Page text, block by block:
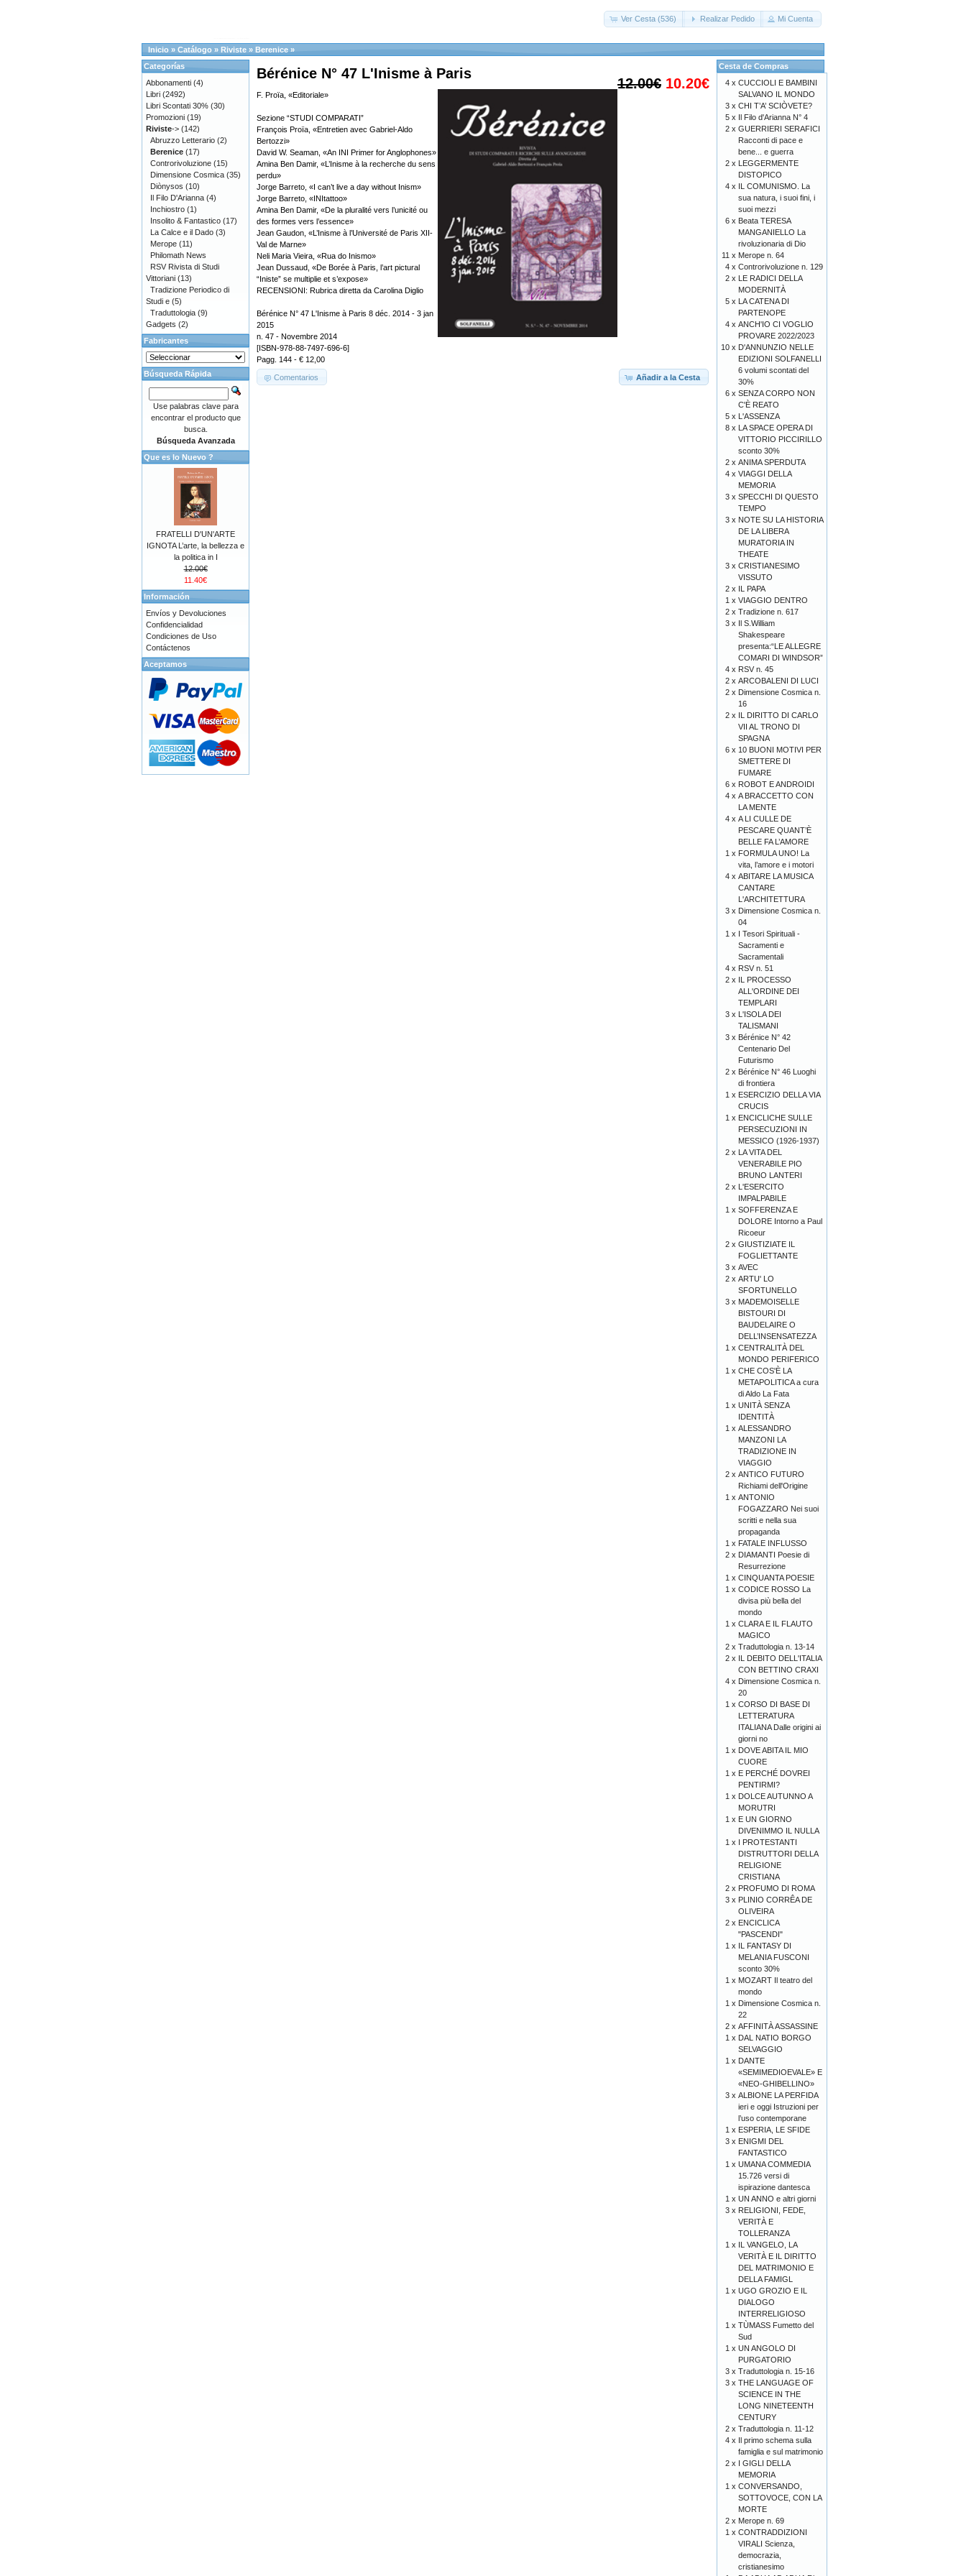
Ver Cesta (536) Realizar Pedido Mi Cuenta
Inicio » Catálogo » Riviste » Berenice »
12.00€ 10.20€
Bérénice N° 47 L'Inisme à Paris
F. Proïa, «Editoriale»
Sezione “STUDI COMPARATI”
François Proïa, «Entretien avec Gabriel-Aldo
Bertozzi»
David W. Seaman, «An INI Primer for Anglophones»
Amina Ben Damir, «L’Inisme à la recherche du sens
perdu»
Jorge Barreto, «I can’t live a day without Inism»
Jorge Barreto, «INItattoo»
Amina Ben Damir, «De la pluralité vers l’unicité ou
des formes vers l’essence»
Jean Gaudon, «L’Inisme à l’Université de Paris XII-
Val de Marne»
Neli Maria Vieira, «Rua do Inismo»
Jean Dussaud, «De Borée à Paris, l’art pictural
“Iniste” se multiplie et s’expose»
RECENSIONI: Rubrica diretta da Carolina Diglio
Bérénice N° 47 L'Inisme à Paris 8 déc. 2014 - 3 jan
2015
n. 47 - Novembre 2014
[ISBN-978-88-7497-696-6]
Pagg. 144 - € 12,00
Añadir a la Cesta
Comentarios
Categorías
Abbonamenti (4)
Libri (2492)
Libri Scontati 30% (30)
Promozioni (19)
Riviste-> (142)
Abruzzo Letterario (2)
Berenice (17)
Controrivoluzione (15)
Dimensione Cosmica (35)
Diònysos (10)
Il Filo D'Arianna (4)
Inchiostro (1)
Insolito & Fantastico (17)
La Calce e il Dado (3)
Merope (11)
Philomath News
RSV Rivista di Studi
Vittoriani (13)
Tradizione Periodico di
Studi e (5)
Traduttologia (9)
Gadgets (2)
Fabricantes
Búsqueda Rápida
Use palabras clave para
encontrar el producto que
busca.
Búsqueda Avanzada
Que es lo Nuevo ?
FRATELLI D'UN'ARTE
IGNOTA L’arte, la bellezza e
la politica in I
12.00€
11.40€
Información
Envíos y Devoluciones
Confidencialidad
Condiciones de Uso
Contáctenos
Aceptamos
Cesta de Compras
4 x CUCCIOLI E BAMBINI
SALVANO IL MONDO
3 x CHI T’A’ SCIÒVETE?
5 x Il Filo d'Arianna N° 4
2 x GUERRIERI SERAFICI
Racconti di pace e
bene... e guerra
2 x LEGGERMENTE
DISTOPICO
4 x IL COMUNISMO. La
sua natura, i suoi fini, i
suoi mezzi
6 x Beata TERESA
MANGANIELLO La
rivoluzionaria di Dio
11 x Merope n. 64
4 x Controrivoluzione n. 129
2 x LE RADICI DELLA
MODERNITÀ
5 x LA CATENA DI
PARTENOPE
4 x ANCH'IO CI VOGLIO
PROVARE 2022/2023
10 x D'ANNUNZIO NELLE
EDIZIONI SOLFANELLI
6 volumi scontati del
30%
6 x SENZA CORPO NON
C'È REATO
5 x L'ASSENZA
8 x LA SPACE OPERA DI
VITTORIO PICCIRILLO
sconto 30%
2 x ANIMA SPERDUTA
4 x VIAGGI DELLA
MEMORIA
3 x SPECCHI DI QUESTO
TEMPO
3 x NOTE SU LA HISTORIA
DE LA LIBERA
MURATORIA IN
THEATE
3 x CRISTIANESIMO
VISSUTO
2 x IL PAPA
1 x VIAGGIO DENTRO
2 x Tradizione n. 617
3 x Il S.William
Shakespeare
presenta:“LE ALLEGRE
COMARI DI WINDSOR”
4 x RSV n. 45
2 x ARCOBALENI DI LUCI
2 x Dimensione Cosmica n.
16
2 x IL DIRITTO DI CARLO
VII AL TRONO DI
SPAGNA
6 x 10 BUONI MOTIVI PER
SMETTERE DI
FUMARE
6 x ROBOT E ANDROIDI
4 x A BRACCETTO CON
LA MENTE
4 x A LI CULLE DE
PESCARE QUANT’È
BELLE FA L’AMORE
1 x FORMULA UNO! La
vita, l’amore e i motori
4 x ABITARE LA MUSICA
CANTARE
L'ARCHITETTURA
3 x Dimensione Cosmica n.
04
1 x I Tesori Spirituali -
Sacramenti e
Sacramentali
4 x RSV n. 51
2 x IL PROCESSO
ALL'ORDINE DEI
TEMPLARI
3 x L'ISOLA DEI
TALISMANI
3 x Bérénice N° 42
Centenario Del
Futurismo
2 x Bérénice N° 46 Luoghi
di frontiera
1 x ESERCIZIO DELLA VIA
CRUCIS
1 x ENCICLICHE SULLE
PERSECUZIONI IN
MESSICO (1926-1937)
2 x LA VITA DEL
VENERABILE PIO
BRUNO LANTERI
2 x L'ESERCITO
IMPALPABILE
1 x SOFFERENZA E
DOLORE Intorno a Paul
Ricoeur
2 x GIUSTIZIATE IL
FOGLIETTANTE
3 x AVEC
2 x ARTU' LO
SFORTUNELLO
3 x MADEMOISELLE
BISTOURI DI
BAUDELAIRE O
DELL’INSENSATEZZA
1 x CENTRALITÀ DEL
MONDO PERIFERICO
1 x CHE COS'È LA
METAPOLITICA a cura
di Aldo La Fata
1 x UNITÀ SENZA
IDENTITÀ
1 x ALESSANDRO
MANZONI LA
TRADIZIONE IN
VIAGGIO
2 x ANTICO FUTURO
Richiami dell'Origine
1 x ANTONIO
FOGAZZARO Nei suoi
scritti e nella sua
propaganda
1 x FATALE INFLUSSO
2 x DIAMANTI Poesie di
Resurrezione
1 x CINQUANTA POESIE
1 x CODICE ROSSO La
divisa più bella del
mondo
1 x CLARA E IL FLAUTO
MAGICO
2 x Traduttologia n. 13-14
2 x IL DEBITO DELL'ITALIA
CON BETTINO CRAXI
4 x Dimensione Cosmica n.
20
1 x CORSO DI BASE DI
LETTERATURA
ITALIANA Dalle origini ai
giorni no
1 x DOVE ABITA IL MIO
CUORE
1 x E PERCHÉ DOVREI
PENTIRMI?
1 x DOLCE AUTUNNO A
MORUTRI
1 x E UN GIORNO
DIVENIMMO IL NULLA
1 x I PROTESTANTI
DISTRUTTORI DELLA
RELIGIONE
CRISTIANA
2 x PROFUMO DI ROMA
3 x PLINIO CORRÊA DE
OLIVEIRA
2 x ENCICLICA
"PASCENDI"
1 x IL FANTASY DI
MELANIA FUSCONI
sconto 30%
1 x MOZART Il teatro del
mondo
1 x Dimensione Cosmica n.
22
2 x AFFINITÀ ASSASSINE
1 x DAL NATIO BORGO
SELVAGGIO
1 x DANTE
«SEMIMEDIOEVALE» E
«NEO-GHIBELLINO»
3 x ALBIONE LA PERFIDA
ieri e oggi Istruzioni per
l’uso contemporane
1 x ESPERIA, LE SFIDE
3 x ENIGMI DEL
FANTASTICO
1 x UMANA COMMEDIA
15.726 versi di
ispirazione dantesca
1 x UN ANNO e altri giorni
3 x RELIGIONI, FEDE,
VERITÀ E
TOLLERANZA
1 x IL VANGELO, LA
VERITÀ E IL DIRITTO
DEL MATRIMONIO E
DELLA FAMIGL
1 x UGO GROZIO E IL
DIALOGO
INTERRELIGIOSO
1 x TÙMASS Fumetto del
Sud
1 x UN ANGOLO DI
PURGATORIO
3 x Traduttologia n. 15-16
3 x THE LANGUAGE OF
SCIENCE IN THE
LONG NINETEENTH
CENTURY
2 x Traduttologia n. 11-12
4 x Il primo schema sulla
famiglia e sul matrimonio
2 x I GIGLI DELLA
MEMORIA
1 x CONVERSANDO,
SOTTOVOCE, CON LA
MORTE
2 x Merope n. 69
1 x CONTRADDIZIONI
VIRALI Scienza,
democrazia,
cristianesimo